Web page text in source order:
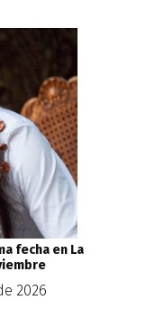
fecha en La
2026